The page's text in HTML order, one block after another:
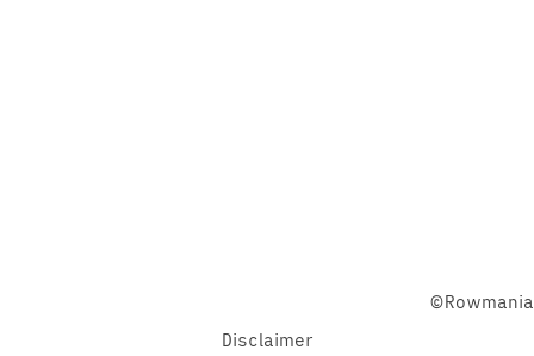
©Rowmania
Disclaimer